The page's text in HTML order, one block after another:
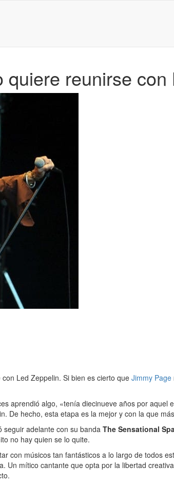
reunirse con
Led Zeppelin. Si bien es cierto que Jimmy Page
aprendió algo, «tenía diecinueve años por
De hecho, esta etapa es la mejor y con la que
seguir adelante con su banda The Sensational
no hay quien se lo quite.
con músicos tan fantásticos a lo largo de todos
mítico cantante que opta por la libertad